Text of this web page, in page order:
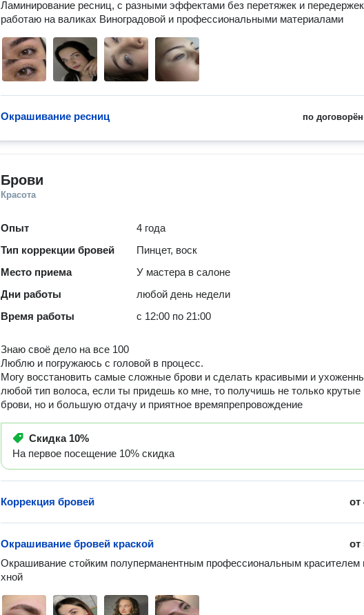
Ламинирование ресниц, с разными эффектами без перетяжек и
работаю на валиках Виноградовой и профессиональными материалами
по
Окрашивание ресниц
Брови
Красота
Опыт
4 года
Тип коррекции бровей
Пинцет, воск
Место приема
У мастера в салоне
Дни работы
любой день недели
Время работы
с 12:00 по 21:00
Знаю своё дело на все 100
Люблю и погружаюсь с головой в процесс.
Могу восстановить самые сложные брови и сделать красивыми и
любой тип волоса, если ты придешь ко мне, то получишь не только крутые
брови, но и большую отдачу и приятное времяпрепровождение
Скидка 10%
На первое посещение 10% скидка
от
Коррекция бровей
от
Окрашивание бровей краской
Окрашивание стойким полуперманентным профессиональным красителем
хной